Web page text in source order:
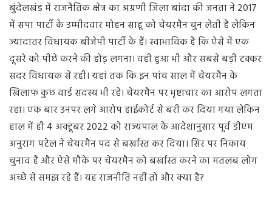
बुंदेलखंड में राजनैतिक क्षेत्र का अग्रणी जिला बांदा की जनता ने 2017
में सपा पार्टी के उम्मीदवार मोहन साहू को चेयरमैन चुन लेती है लेकिन
ज्यादातर विधायक बीजेपी पार्टी के हैं। स्वाभाविक है कि ऐसे में एक
दूसरे को पीछे करने की होड़ लगना। वही हुआ भी और सबसे बड़ी टक्कर
सदर विधायक से रही। यहां तक कि इन पांच साल में चेयरमैन के
खिलाफ कुछ वार्ड सदस्य भी रहे। चेयरमैन पर भृष्टाचार का आरोप लगता
रहा। एक बार उनपर लगे आरोप हाईकोर्ट से बरी कर दिया गया लेकिन
हाल में ही 4 अक्टूबर 2022 को राज्यपाल के आदेशानुसार पूर्व डीएम
अनुराग पटेल ने चेयरमैन पद से बर्खास्त कर दिया। सिर पर निकाय
चुनाव हैं और ऐसे मौके पर चेयरमैन को बर्खास्त करने का मतलब लोग
अच्छे से समझ रहे हैं। यह राजनीति नहीं तो और क्या है?